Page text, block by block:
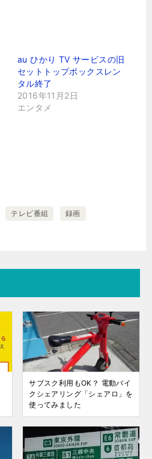
au ひかり TV サービスの旧
セットトップボックスレン
タル終了
2016年11月2日
エンタメ
テレビ番組 録画
サブスク利用もOK？ 電動バイ
クシェアリング「シェアロ」を
使ってみました